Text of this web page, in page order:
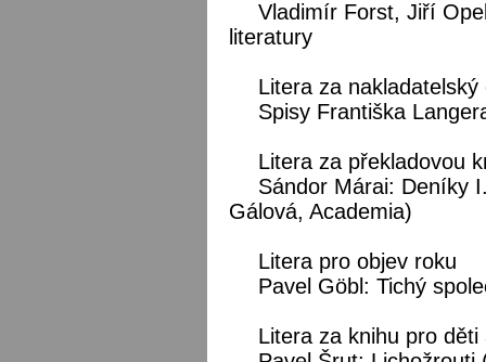
Vladimír Forst, Jiří
literatury
Litera za nakladatelský
Spisy Františka
Litera za překladovou
Sándor Márai: Deníky
Gálová, Academia)
Litera pro objev roku
Pavel Göbl: Tichý
Litera za knihu pro děti